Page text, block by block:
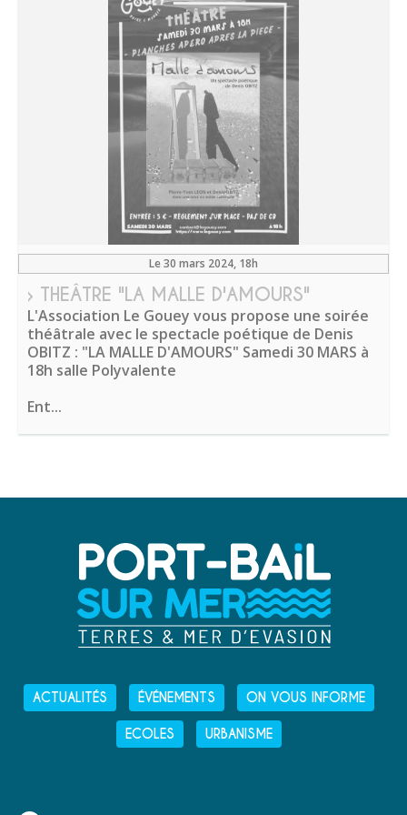
Le 30 mars 2024, 18h
› THEÂTRE "LA MALLE D'AMOURS"
L'Association Le Gouey vous propose une soirée
théâtrale avec le spectacle poétique de Denis
OBITZ : "LA MALLE D'AMOURS" Samedi 30 MARS à
18h salle Polyvalente
Ent...
ACTUALITÉS ÉVÉNEMENTS ON VOUS INFORME
ECOLES URBANISME